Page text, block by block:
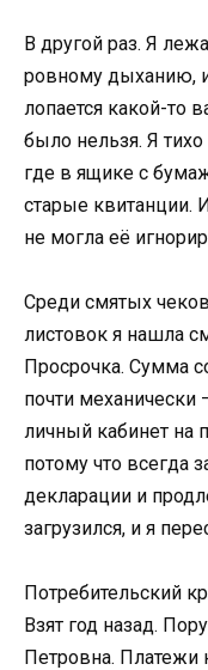
В другой раз. Я
ровному дыханию,
лопается какой-то
было нельзя. Я
где в ящике с
старые квитанции.
не могла её
Среди смятых
листовок я нашла
Просрочка. Сумма
почти механически
личный кабинет на
потому что всегда
декларации и
загрузился, и я
Потребительский
Взят год назад.
Петровна. Платежи